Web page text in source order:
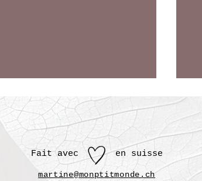
Le coeur reconnaît la
fréquence
J’ai compris que l’on ne choisit pas
l’âme que l’on aime ; c’est le cœur
qui reconnaît une fréquence avant
même que l’esprit ne puisse la
Fait avec en suisse
martine@monptitmonde.ch